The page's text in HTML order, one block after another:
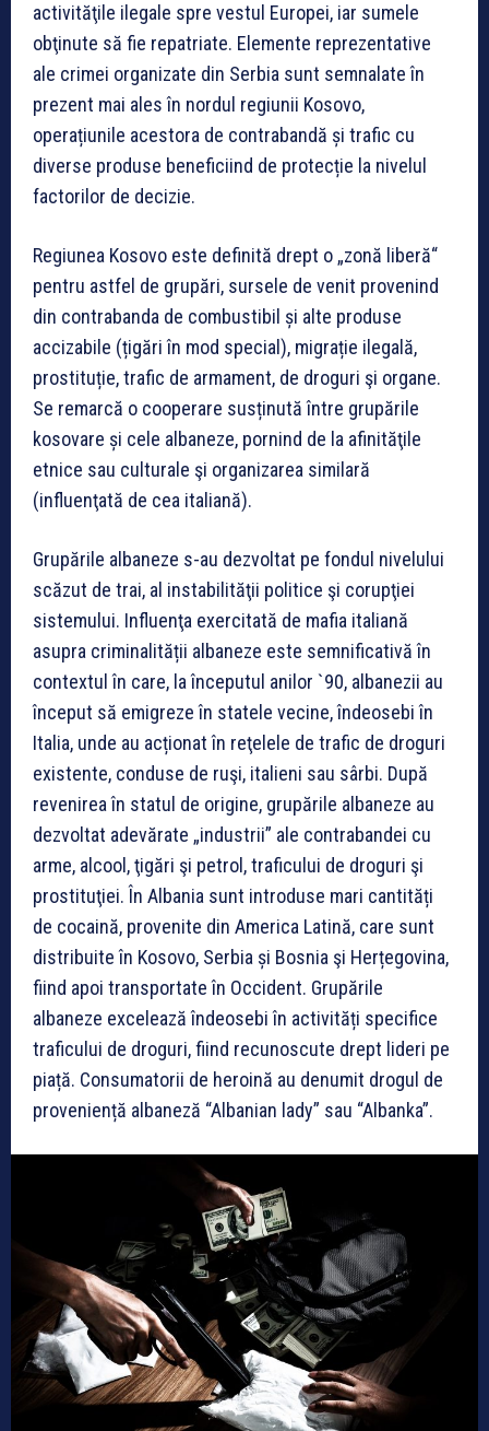
activităţile ilegale spre vestul Europei, iar sumele
obţinute să fie repatriate. Elemente reprezentative
ale crimei organizate din Serbia sunt semnalate în
prezent mai ales în nordul regiunii Kosovo,
operațiunile acestora de contrabandă și trafic cu
diverse produse beneficiind de protecție la nivelul
factorilor de decizie.
Regiunea Kosovo este definită drept o „zonă liberă“
pentru astfel de grupări, sursele de venit provenind
din contrabanda de combustibil și alte produse
accizabile (țigări în mod special), migrație ilegală,
prostituție, trafic de armament, de droguri şi organe.
Se remarcă o cooperare susținută între grupările
kosovare și cele albaneze, pornind de la afinităţile
etnice sau culturale şi organizarea similară
(influenţată de cea italiană).
Grupările albaneze s-au dezvoltat pe fondul nivelului
scăzut de trai, al instabilităţii politice şi corupţiei
sistemului. Influenţa exercitată de mafia italiană
asupra criminalității albaneze este semnificativă în
contextul în care, la începutul anilor `90, albanezii au
început să emigreze în statele vecine, îndeosebi în
Italia, unde au acționat în reţelele de trafic de droguri
existente, conduse de ruşi, italieni sau sârbi. După
revenirea în statul de origine, grupările albaneze au
dezvoltat adevărate „industrii” ale contrabandei cu
arme, alcool, ţigări şi petrol, traficului de droguri şi
prostituţiei. În Albania sunt introduse mari cantități
de cocaină, provenite din America Latină, care sunt
distribuite în Kosovo, Serbia și Bosnia şi Herțegovina,
fiind apoi transportate în Occident. Grupările
albaneze excelează îndeosebi în activități specifice
traficului de droguri, fiind recunoscute drept lideri pe
piață. Consumatorii de heroină au denumit drogul de
proveniență albaneză “Albanian lady” sau “Albanka”.